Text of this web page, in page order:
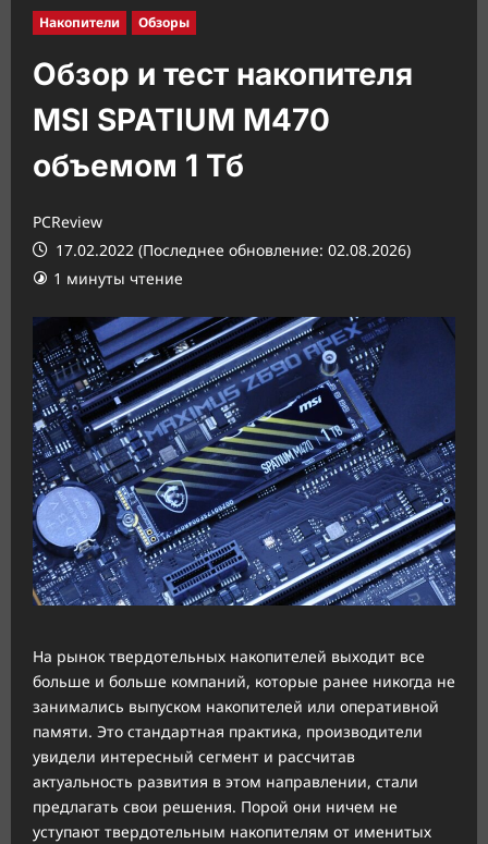
Накопители Обзоры
Обзор и тест накопителя
MSI SPATIUM M470
объемом 1 Тб
PCReview
17.02.2022 (Последнее обновление: 02.08.2026)
1 минуты чтение
На рынок твердотельных накопителей выходит все
больше и больше компаний, которые ранее никогда не
занимались выпуском накопителей или оперативной
памяти. Это стандартная практика, производители
увидели интересный сегмент и рассчитав
актуальность развития в этом направлении, стали
предлагать свои решения. Порой они ничем не
уступают твердотельным накопителям от именитых